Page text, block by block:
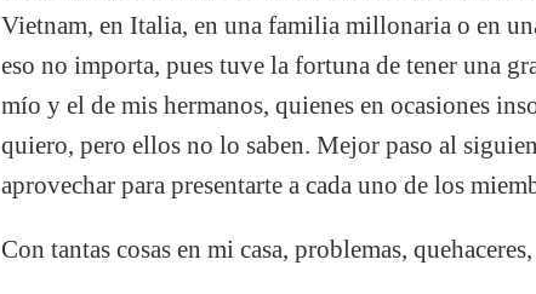
Vietnam, en Italia, en una familia millonaria o en
eso no importa, pues tuve la fortuna de tener una
mío y el de mis hermanos, quienes en ocasiones
quiero, pero ellos no lo saben. Mejor paso al
aprovechar para presentarte a cada uno de los
Con tantas cosas en mi casa, problemas,